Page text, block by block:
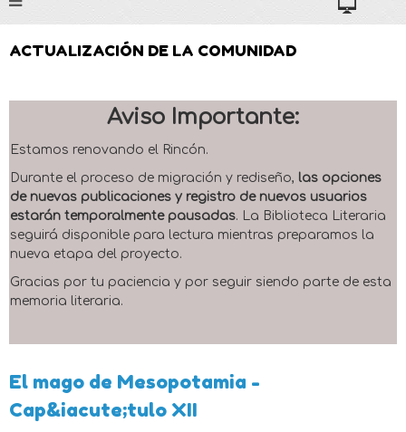
ACTUALIZACIÓN DE LA COMUNIDAD
Aviso Importante:
Estamos renovando el Rincón.
Durante el proceso de migración y rediseño, las opciones
de nuevas publicaciones y registro de nuevos usuarios
estarán temporalmente pausadas. La Biblioteca Literaria
seguirá disponible para lectura mientras preparamos la
nueva etapa del proyecto.
Gracias por tu paciencia y por seguir siendo parte de esta
memoria literaria.
El mago de Mesopotamia -
Cap&iacute;tulo XII